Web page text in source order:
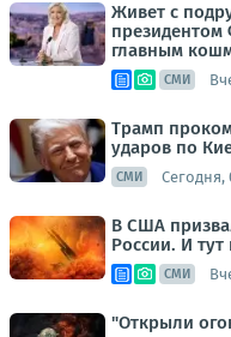
Живет с
главным
СМИ
Трамп
ударов по
СМИ Сегодня,
В США
России. И
СМИ
"Открыли